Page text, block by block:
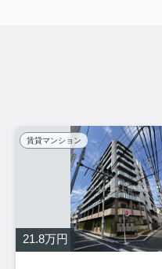
賃貸マンション
21.8万円